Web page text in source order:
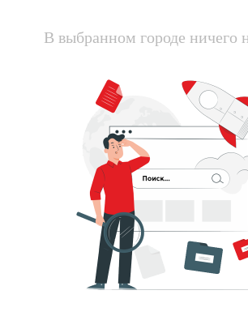
В выбранном городе ничего